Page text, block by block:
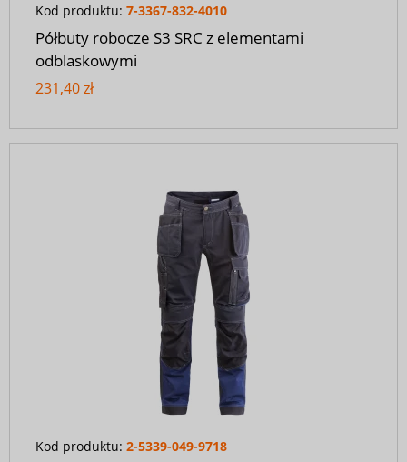
Kod produktu: 7-3367-832-4010
Półbuty robocze S3 SRC z elementami
odblaskowymi
231,40 zł
Kod produktu: 2-5339-049-9718